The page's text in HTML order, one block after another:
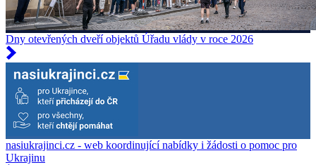
Dny otevřených dveří objektů Úřadu vlády v roce 2026
nasiukrajinci.cz - web koordinující nabídky i žádosti o pomoc pro
Ukrajinu